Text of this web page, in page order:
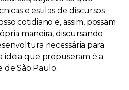
e estilos de discursos
cotidiano e, assim, possam
maneira, discursando
necessária para
ideia que propuseram é a
de São Paulo.